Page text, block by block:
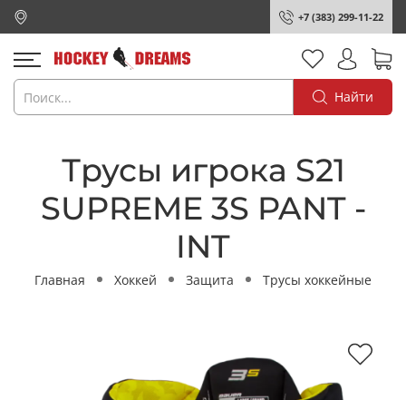
+7 (383) 299-11-22
Найти
Трусы игрока S21
SUPREME 3S PANT -
INT
Главная Хоккей Защита Трусы хоккейные